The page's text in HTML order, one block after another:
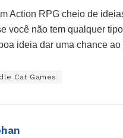
Action RPG cheio de
você não tem qualquer
ideia dar uma chance ao
Cat Games